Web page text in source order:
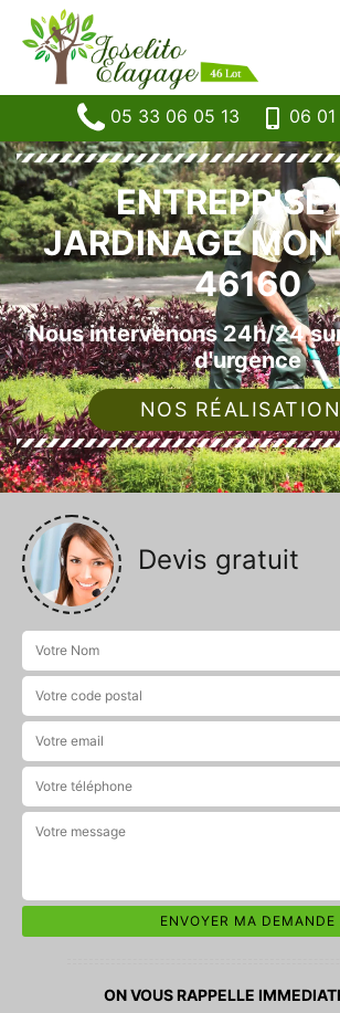
05 33 06 05 13 06
ENTREPRISE
JARDINAGE
46160
Nous intervenons 24h/24
d'urgence
NOS
Devis gratuit
ON VOUS RAPPELLE